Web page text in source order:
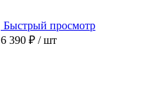
Быстрый просмотр
6 390 ₽ / шт